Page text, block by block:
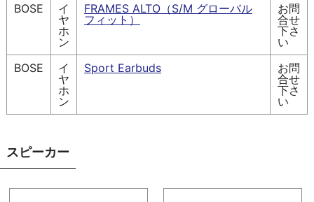
BOSE
イ
ヤ
ホ
ン
FRAMES ALTO（S/M グローバル
フィット）
お問
合せ
下さ
い
BOSE
イ
ヤ
ホ
ン
Sport Earbuds
お問
合せ
下さ
い
スピーカー